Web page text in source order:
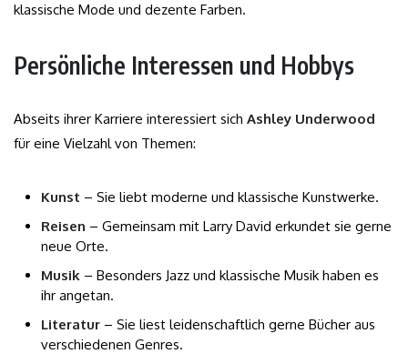
klassische Mode und dezente Farben.
Persönliche Interessen und Hobbys
Abseits ihrer Karriere interessiert sich Ashley Underwood
für eine Vielzahl von Themen:
Kunst – Sie liebt moderne und klassische Kunstwerke.
Reisen – Gemeinsam mit Larry David erkundet sie gerne
neue Orte.
Musik – Besonders Jazz und klassische Musik haben es
ihr angetan.
Literatur – Sie liest leidenschaftlich gerne Bücher aus
verschiedenen Genres.